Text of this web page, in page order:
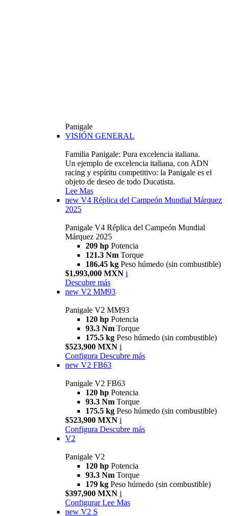
Panigale
VISIÓN GENERAL
Familia Panigale: Pura excelencia italiana.
Un ejemplo de excelencia italiana, con ADN
racing y espíritu competitivo: la Panigale es el
objeto de deseo de todo Ducatista.
Lee Mas
new V4 Réplica del Campeón Mundial Márquez
2025
Panigale V4 Réplica del Campeón Mundial
Márquez 2025
209 hp Potencia
121.3 Nm Torque
186.45 kg Peso húmedo (sin combustible)
$1,993,000 MXN i
Descubre más
new V2 MM93
Panigale V2 MM93
120 hp Potencia
93.3 Nm Torque
175.5 kg Peso húmedo (sin combustible)
$523,900 MXN i
Configura Descubre más
new V2 FB63
Panigale V2 FB63
120 hp Potencia
93.3 Nm Torque
175.5 kg Peso húmedo (sin combustible)
$523,900 MXN i
Configura Descubre más
V2
Panigale V2
120 hp Potencia
93.3 Nm Torque
179 kg Peso húmedo (sin combustible)
$397,900 MXN i
Configurar Lee Mas
new V2 S